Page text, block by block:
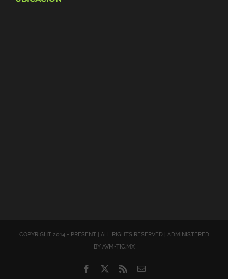
COPYRIGHT 2014 - PRESENT | ALL RIGHTS RESERVED | ADMINISTERED
BY AVM-TIC.MX
Facebook Rss
Correo